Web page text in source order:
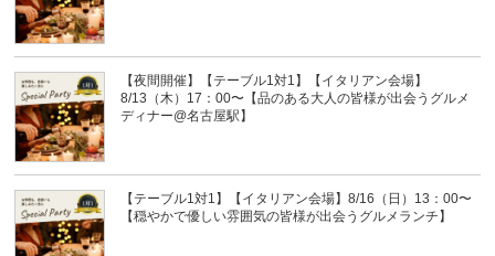
【夜間開催】【テーブル1対1】【イタリアン会場】
8/13（木）17：00〜【品のある大人の皆様が出会うグルメ
ディナー@名古屋駅】
【テーブル1対1】【イタリアン会場】8/16（日）13：00〜
【穏やかで優しい雰囲気の皆様が出会うグルメランチ】